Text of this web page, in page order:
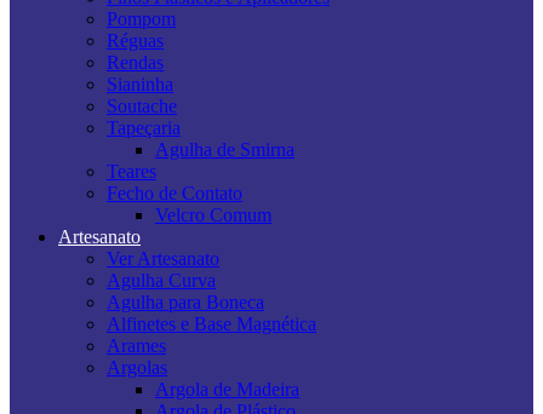
Pompom
Réguas
Rendas
Sianinha
Soutache
Tapeçaria
Agulha de Smirna
Teares
Fecho de Contato
Velcro Comum
Artesanato
Ver Artesanato
Agulha Curva
Agulha para Boneca
Alfinetes e Base Magnética
Arames
Argolas
Argola de Madeira